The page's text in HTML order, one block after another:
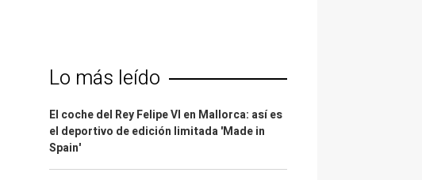
Lo más leído
El coche del Rey Felipe VI en Mallorca: así es
el deportivo de edición limitada 'Made in
Spain'